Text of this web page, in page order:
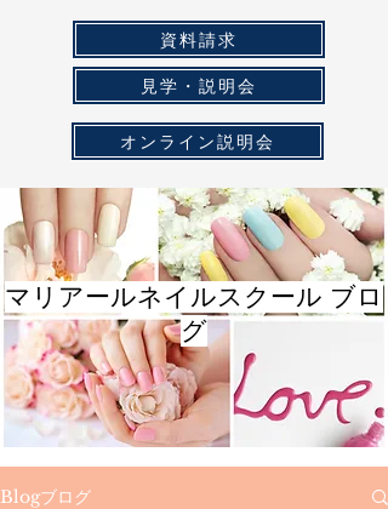
資料請求
見学・説明会
オンライン説明会
マリアールネイルスクール ブロ
グ
Blogブログ